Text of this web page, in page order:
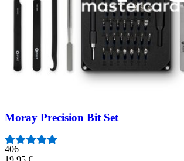
Samsung Galaxy S10
Europe, Global Dual-SIM (G973F/DS)
USA (G973U)
Moray Precision Bit Set
406